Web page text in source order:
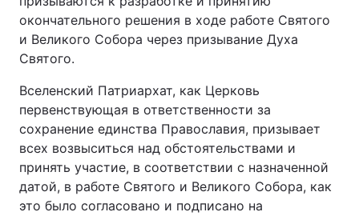
окончательного решения в ходе работе Святого
и Великого Собора через призывание Духа
Святого.
Вселенский Патриархат, как Церковь
первенствующая в ответственности за
сохранение единства Православия, призывает
всех возвыситься над обстоятельствами и
принять участие, в соответствии с назначенной
датой, в работе Святого и Великого Собора, как
это было согласовано и подписано на